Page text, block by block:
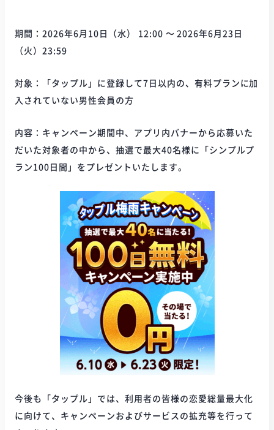
期間：2026年6月10日（水） 12:00 〜 2026年6月23日
（火）23:59
対象：「タップル」に登録して7日以内の、有料プランに加
入されていない男性会員の方
内容：キャンペーン期間中、アプリ内バナーから応募いた
だいた対象者の中から、抽選で最大40名様に「シンプルプ
ラン100日間」をプレゼントいたします。
今後も「タップル」では、利用者の皆様の恋愛総量最大化
に向けて、キャンペーンおよびサービスの拡充等を行って